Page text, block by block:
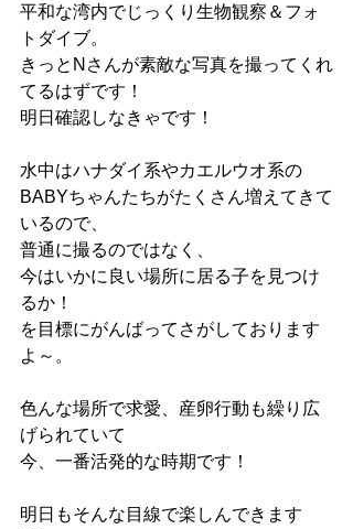
平和な湾内でじっくり生物観察＆フォ
トダイブ。
きっとNさんが素敵な写真を撮ってくれ
てるはずです！
明日確認しなきゃです！
水中はハナダイ系やカエルウオ系の
BABYちゃんたちがたくさん増えてきて
いるので、
普通に撮るのではなく、
今はいかに良い場所に居る子を見つけ
るか！
を目標にがんばってさがしております
よ～。
色んな場所で求愛、産卵行動も繰り広
げられていて
今、一番活発的な時期です！
明日もそんな目線で楽しんできます